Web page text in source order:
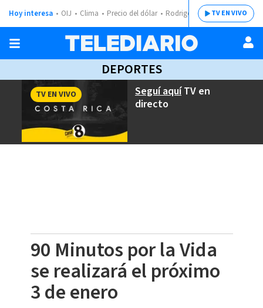
Hoy interesa OIJ Clima Precio del dólar Rodrigo ChavesTV EN VIVO
DEPORTES
Seguí aquíTV en
directo
TV EN VIVO
90 Minutos por la Vida
se realizará el próximo
3 de enero